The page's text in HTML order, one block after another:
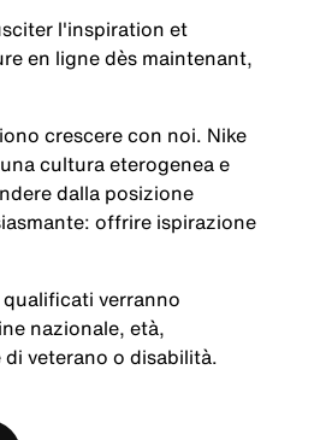
l'inspiration et
en ligne dès maintenant,
crescere con noi. Nike
cultura eterogenea e
dalla posizione
offrire ispirazione
verranno
nazionale, età,
veterano o disabilità.